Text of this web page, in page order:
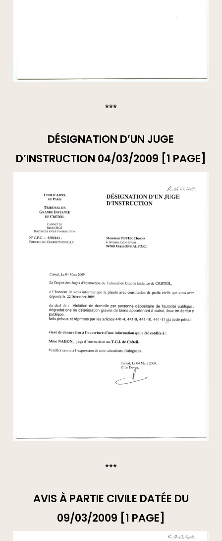
***
DÉSIGNATION D’UN JUGE
D’INSTRUCTION 04/03/2009 [1 PAGE]
***
AVIS À PARTIE CIVILE DATÉE DU
09/03/2009 [1 PAGE]